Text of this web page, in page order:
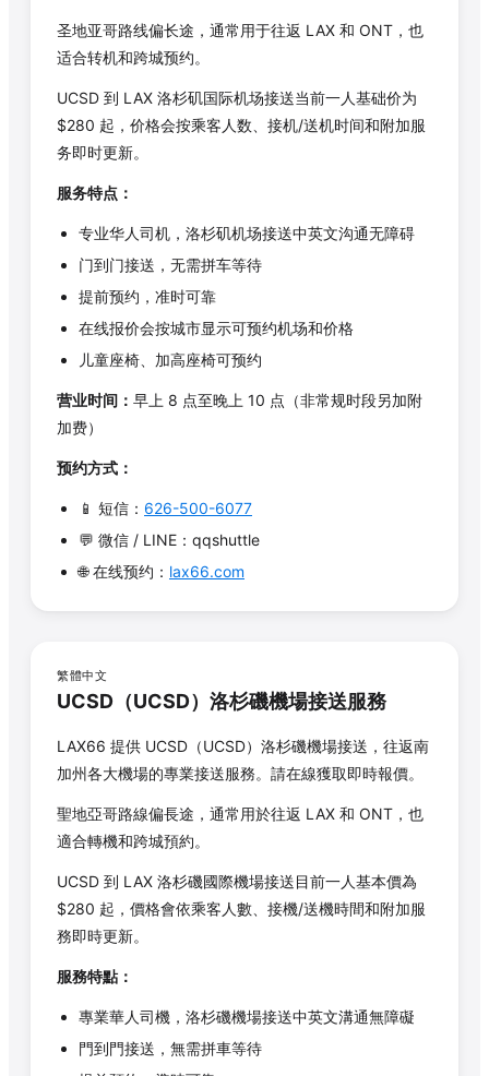
圣地亚哥路线偏长途，通常用于往返 LAX 和 ONT，也
适合转机和跨城预约。
UCSD 到 LAX 洛杉矶国际机场接送当前一人基础价为
$280 起，价格会按乘客人数、接机/送机时间和附加服
务即时更新。
服务特点：
专业华人司机，洛杉矶机场接送中英文沟通无障碍
门到门接送，无需拼车等待
提前预约，准时可靠
在线报价会按城市显示可预约机场和价格
儿童座椅、加高座椅可预约
营业时间： 早上 8 点至晚上 10 点（非常规时段另加附
加费）
预约方式：
📱 短信： 626-500-6077
💬 微信 / LINE：qqshuttle
🌐 在线预约： lax66.com
繁體中文
UCSD （UCSD）洛杉磯機場接送服務
LAX66 提供 UCSD （UCSD）洛杉磯機場接送，往返南
加州各大機場的專業接送服務。請在線獲取即時報價。
聖地亞哥路線偏長途，通常用於往返 LAX 和 ONT，也
適合轉機和跨城預約。
UCSD 到 LAX 洛杉磯國際機場接送目前一人基本價為
$280 起，價格會依乘客人數、接機/送機時間和附加服
務即時更新。
服務特點：
專業華人司機，洛杉磯機場接送中英文溝通無障礙
門到門接送，無需拼車等待